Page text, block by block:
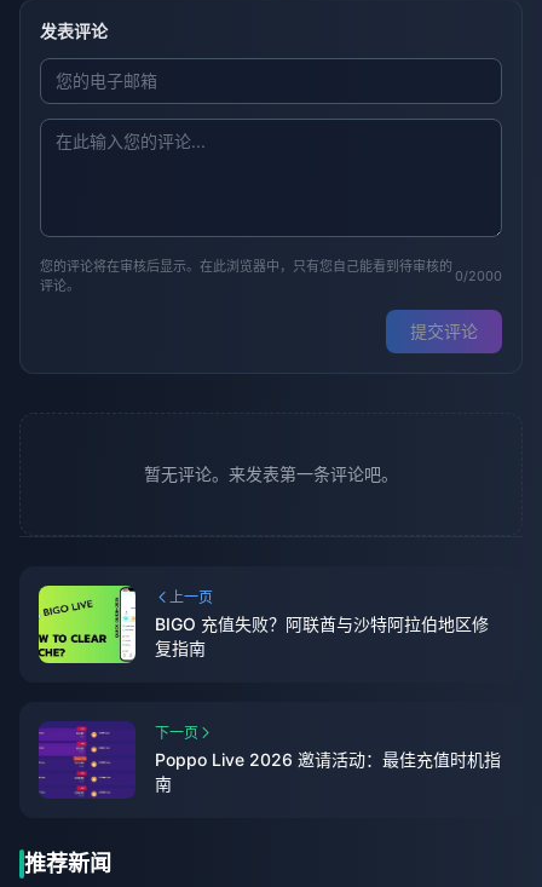
发表评论
您的评论将在审核后显示。在此浏览器中，只有您自己能看到待审核的
评论。
0/2000
提交评论
暂无评论。来发表第一条评论吧。
上一页
BIGO 充值失败？阿联酋与沙特阿拉伯地区修
复指南
下一页
Poppo Live 2026 邀请活动：最佳充值时机指
南
推荐新闻